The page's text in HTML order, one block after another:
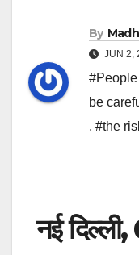
By
JUN 2,
be
, #the
नई